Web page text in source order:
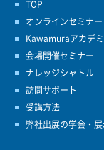
TOP
オンラインセミナー
Kawamuraアカデ
会場開催セミナー
ナレッジシャトル
訪問サポート
受講方法
弊社出展の学会・